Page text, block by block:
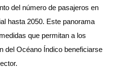
del número de pasajeros en
hasta 2050. Este panorama
que permitan a los
del Océano Índico beneficiarse